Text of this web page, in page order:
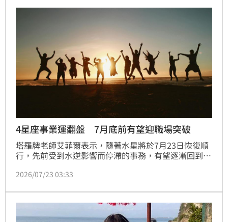
4星座事業運翻盤 7月底前有望迎職場突破
塔羅牌老師艾菲爾表示，隨著水星將於7月23日恢復順
行，先前受到水逆影響而停滯的事務，有望逐漸回到正
能迎來轉機。其中4個星座在7月底前事業運勢特別看
盤。
2026/07/23 03:33